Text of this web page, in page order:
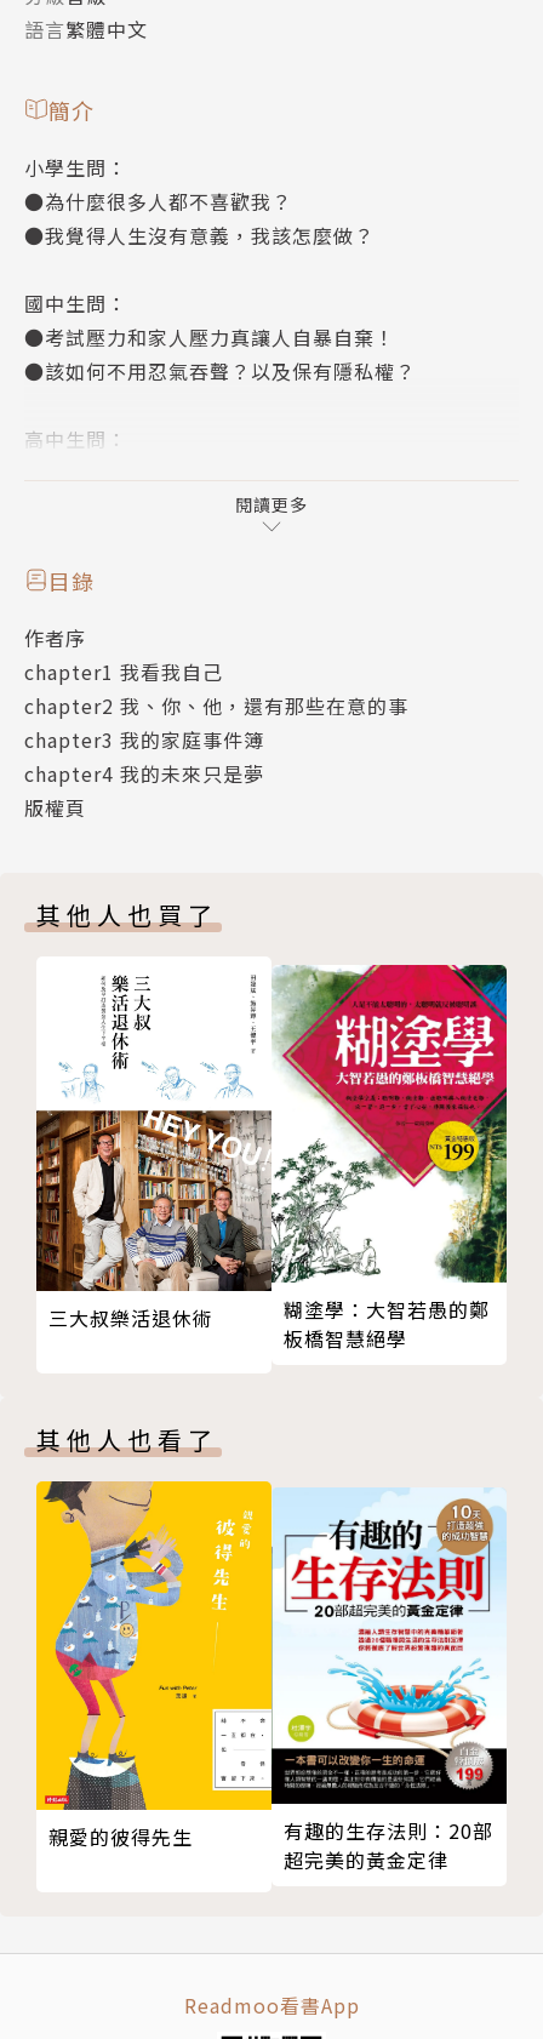
語言繁體中文
簡介
小學生問：
●為什麼很多人都不喜歡我？
●我覺得人生沒有意義，我該怎麼做？
國中生問：
●考試壓力和家人壓力真讓人自暴自棄！
●該如何不用忍氣吞聲？以及保有隱私權？
高中生問：
●我不想念大學卻也沒有勇氣改變現況，可否給我建
以及來自親子關係間的壓力、未來的迷網……
這些孩子們的問題，父母是否曾站在孩子的角度理解與
傾聽？
呂律師將孩子們的問題，以最擅長的邏輯思維轉化成文
字，
世界上沒有問題孩子，只有孩子的問題，
在理解和陪伴中，孩子將因而有面對世界的自信與勇
律師不僅解決許多婚姻問題，也面對10-18歲孩子/青
少年的問題。許多孩子不願與父母親或師長說的事，卻
在律師臉書留訊息詢問或求救。律師不是教養專家，所
以這不是一本教養書，本書只想藉此化解親子間的對
立，鼓勵親子試著站在對方的角度思考、多傾聽彼此的
內心......孩子們也將因為父母的理解與陪伴，更有自信
與勇氣度過青春期。
●自我：你的存在不是為了消失，你的出生更不是為了
死亡，因為中間有過程。
●人際：適當的友誼，是三分甜，而不是全糖。擴充到
任何的關係其實也都是如此。
●家庭：一個人如果只剩下另一個人，不管他是說說而
已，還是認真的，你都只需要同情他，但不需要同意
他。
●未來：你們可以有選擇，選擇成為一個好人，這個好
人，不是很有成就的人，而是找到自己的天賦，照顧好
自己與身邊的人。
作者簡介
呂秋遠
律師工作面對了大部分人生活中所不想直視的難題或難
他的心靈啟發。儘管律師工作始終忙碌，呂律師仍是盡
閱讀更多
目錄
作者序
chapter1 我看我自己
chapter2 我、你、他，還有那些在意的事
chapter3 我的家庭事件簿
chapter4 我的未來只是夢
版權頁
其他人也買了
三大叔樂活退休術
糊塗學：大智若愚的鄭
板橋智慧絕學
其他人也看了
親愛的彼得先生
有趣的生存法則：20部
超完美的黃金定律
Readmoo看書App